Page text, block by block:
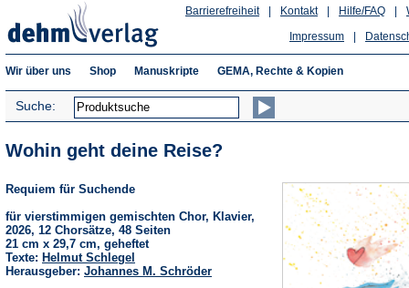
Hilfe/FAQ
Kontakt
Barrierefreiheit
Impressum
Wir über uns Shop Manuskripte GEMA, Rechte & Kopien
Suche:
Wohin geht deine Reise?
Requiem für Suchende
für vierstimmigen gemischten Chor, Klavier,
2026, 12 Chorsätze, 48 Seiten
21 cm x 29,7 cm, geheftet
Texte: Helmut Schlegel
Herausgeber: Johannes M. Schröder